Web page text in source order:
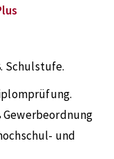
Schulstufe.
und